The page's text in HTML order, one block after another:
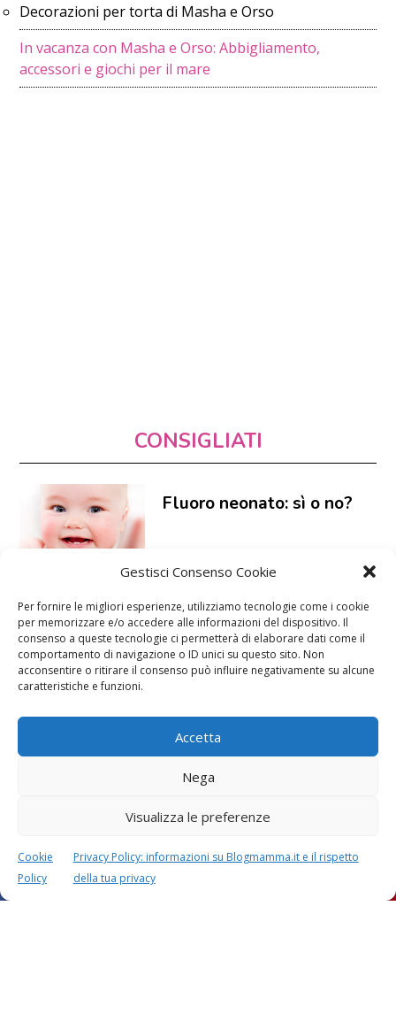
Gestisci Consenso Cookie
Per fornire le migliori esperienze, utilizziamo tecnologie come i cookie
per memorizzare e/o accedere alle informazioni del dispositivo. Il
consenso a queste tecnologie ci permetterà di elaborare dati come il
comportamento di navigazione o ID unici su questo sito. Non
acconsentire o ritirare il consenso può influire negativamente su alcune
caratteristiche e funzioni.
Accetta
Nega
Visualizza le preferenze
Cookie
Policy
Privacy Policy: informazioni su Blogmamma.it e il rispetto
della tua privacy
Decorazioni per torta di Masha e Orso
In vacanza con Masha e Orso: Abbigliamento,
accessori e giochi per il mare
CONSIGLIATI
Fluoro neonato: sì o no?
Bambini rifugiati: quando
l’istruzione può salvare la
vita
Test DNA fetale: quando
farlo, quanto costa, come
si esegue